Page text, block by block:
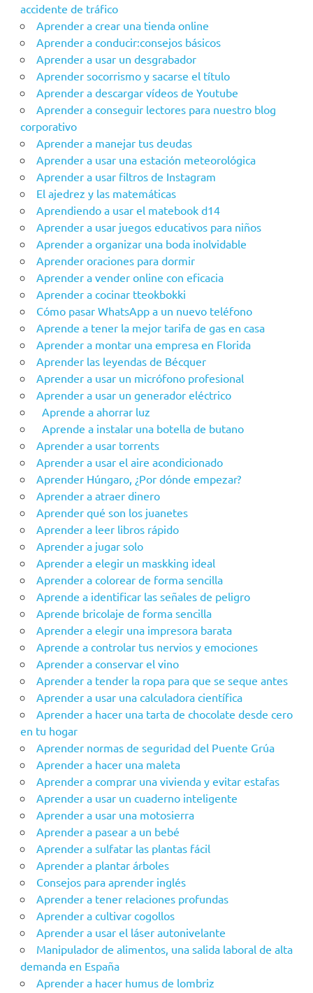
accidente de tráfico
Aprender a crear una tienda online
Aprender a conducir:consejos básicos
Aprender a usar un desgrabador
Aprender socorrismo y sacarse el título
Aprender a descargar vídeos de Youtube
Aprender a conseguir lectores para nuestro blog
corporativo
Aprender a manejar tus deudas
Aprender a usar una estación meteorológica
Aprender a usar filtros de Instagram
El ajedrez y las matemáticas
Aprendiendo a usar el matebook d14
Aprender a usar juegos educativos para niños
Aprender a organizar una boda inolvidable
Aprender oraciones para dormir
Aprender a vender online con eficacia
Aprender a cocinar tteokbokki
Cómo pasar WhatsApp a un nuevo teléfono
Aprende a tener la mejor tarifa de gas en casa
Aprender a montar una empresa en Florida
Aprender las leyendas de Bécquer
Aprender a usar un micrófono profesional
Aprender a usar un generador eléctrico
Aprende a ahorrar luz
Aprende a instalar una botella de butano
Aprender a usar torrents
Aprender a usar el aire acondicionado
Aprender Húngaro, ¿Por dónde empezar?
Aprender a atraer dinero
Aprender qué son los juanetes
Aprender a leer libros rápido
Aprender a jugar solo
Aprender a elegir un maskking ideal
Aprender a colorear de forma sencilla
Aprende a identificar las señales de peligro
Aprende bricolaje de forma sencilla
Aprender a elegir una impresora barata
Aprende a controlar tus nervios y emociones
Aprender a conservar el vino
Aprender a tender la ropa para que se seque antes
Aprender a usar una calculadora científica
Aprender a hacer una tarta de chocolate desde cero
en tu hogar
Aprender‌ ‌‌normas‌ ‌de‌ ‌seguridad‌ ‌del‌ ‌Puente‌ ‌Grúa‌ ‌
Aprender a hacer una maleta
Aprender a comprar una vivienda y evitar estafas
Aprender a usar un cuaderno inteligente
Aprender a usar una motosierra
Aprender a pasear a un bebé
Aprender a sulfatar las plantas fácil
Aprender a plantar árboles
Consejos para aprender inglés
Aprender a tener relaciones profundas
Aprender a cultivar cogollos
Aprender a usar el láser autonivelante
Manipulador de alimentos, una salida laboral de alta
demanda en España
Aprender a hacer humus de lombriz